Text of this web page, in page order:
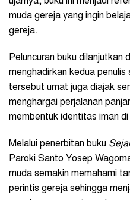
muda gereja yang ingin
gereja.
Peluncuran buku dilanjutkan
menghadirkan kedua
tersebut umat juga diajak
menghargai perjalanan
membentuk identitas iman
Melalui penerbitan buku
Paroki Santo Yosep
muda semakin memahami
perintis gereja sehingga